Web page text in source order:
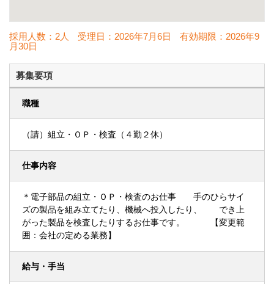
採用人数：2人 受理日： 2026年7月6日 有効期限： 2026年9
月30日
募集要項
職種
（請）組立・ＯＰ・検査（４勤２休）
仕事内容
＊電子部品の組立・ＯＰ・検査のお仕事 手のひらサイ
ズの製品を組み立てたり、機械へ投入したり、 でき上
がった製品を検査したりするお仕事です。 【変更範
囲：会社の定める業務】
給与・手当